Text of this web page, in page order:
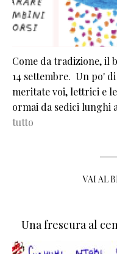
Come da tradizione, il
14 settembre. Un po'
meritate voi, lettrici e
ormai da sedici lunghi
tutto
VAI AL
Una frescura al